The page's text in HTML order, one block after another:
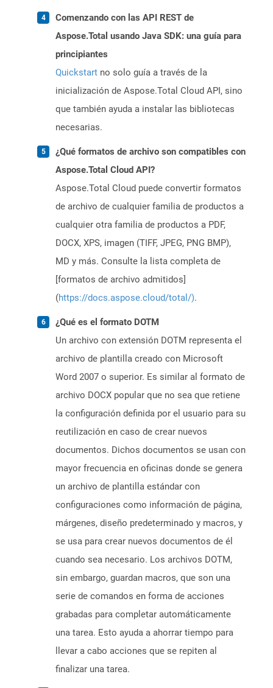
Comenzando con las API REST de
Aspose.Total usando Java SDK: una guía para
principiantes
Quickstart no solo guía a través de la
inicialización de Aspose.Total Cloud API, sino
que también ayuda a instalar las bibliotecas
necesarias.
¿Qué formatos de archivo son compatibles con
Aspose.Total Cloud API?
Aspose.Total Cloud puede convertir formatos
de archivo de cualquier familia de productos a
cualquier otra familia de productos a PDF,
DOCX, XPS, imagen (TIFF, JPEG, PNG BMP),
MD y más. Consulte la lista completa de
[formatos de archivo admitidos]
(https://docs.aspose.cloud/total/).
¿Qué es el formato DOTM
Un archivo con extensión DOTM representa el
archivo de plantilla creado con Microsoft
Word 2007 o superior. Es similar al formato de
archivo DOCX popular que no sea que retiene
la configuración definida por el usuario para su
reutilización en caso de crear nuevos
documentos. Dichos documentos se usan con
mayor frecuencia en oficinas donde se genera
un archivo de plantilla estándar con
configuraciones como información de página,
márgenes, diseño predeterminado y macros, y
se usa para crear nuevos documentos de él
cuando sea necesario. Los archivos DOTM,
sin embargo, guardan macros, que son una
serie de comandos en forma de acciones
grabadas para completar automáticamente
una tarea. Esto ayuda a ahorrar tiempo para
llevar a cabo acciones que se repiten al
finalizar una tarea.